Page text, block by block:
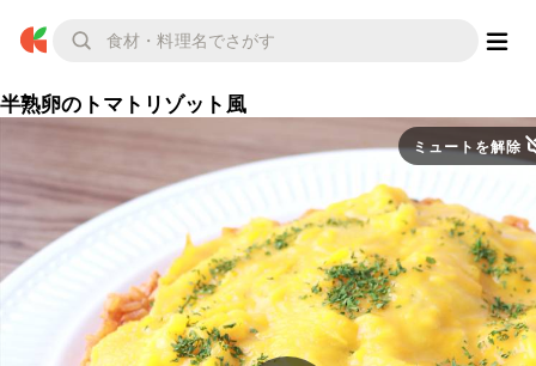
半熟卵のトマトリゾット風
ミュートを解除